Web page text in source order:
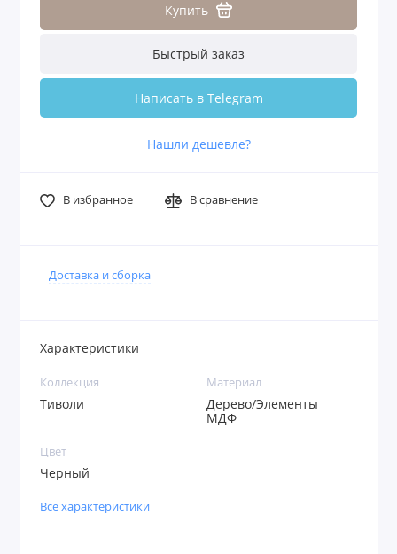
Купить
Быстрый заказ
Написать в Telegram
Нашли дешевле?
В избранное В сравнение
Доставка и сборка
Характеристики
Коллекция
Тиволи
Материал
Дерево/Элементы
МДФ
Цвет
Черный
Все характеристики